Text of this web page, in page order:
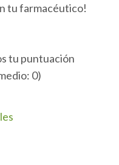
tu farmacéutico!
tu puntuación
0)